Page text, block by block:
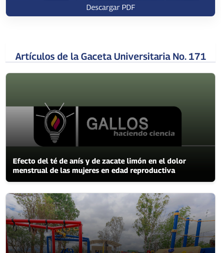
Artículos de la Gaceta Universitaria No. 171
Efecto del té de anís y de zacate limón en el dolor
menstrual de las mujeres en edad reproductiva
Descargar PDF